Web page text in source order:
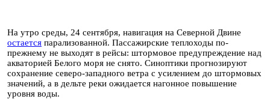
На утро среды, 24 сентября, навигация на Северной Двине
остается парализованной. Пассажирские теплоходы по-
прежнему не выходят в рейсы: штормовое предупреждение над
акваторией Белого моря не снято. Синоптики прогнозируют
сохранение северо-западного ветра с усилением до штормовых
значений, а в дельте реки ожидается нагонное повышение
уровня воды.